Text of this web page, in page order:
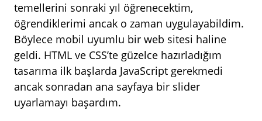
temellerini sonraki yıl öğrenecektim,
öğrendiklerimi ancak o zaman uygulayabildim.
Böylece mobil uyumlu bir web sitesi haline
geldi. HTML ve CSS’te güzelce hazırladığım
tasarıma ilk başlarda JavaScript gerekmedi
ancak sonradan ana sayfaya bir slider
uyarlamayı başardım.